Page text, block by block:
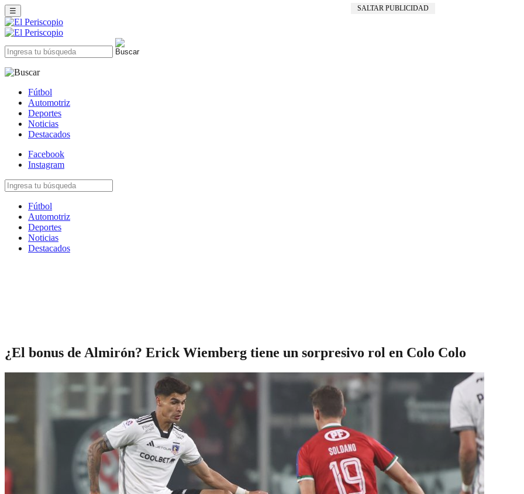
SALTAR PUBLICIDAD
☰
Fútbol
Automotriz
Deportes
Noticias
Destacados
Facebook
Instagram
Fútbol
Automotriz
Deportes
Noticias
Destacados
¿El bonus de Almirón? Erick Wiemberg tiene un sorpresivo rol en Colo Colo